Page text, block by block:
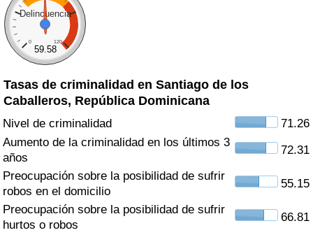
Delincuencia
0 120
59.58
Tasas de criminalidad en Santiago de los
Caballeros, República Dominicana
Nivel de criminalidad
71.26
Aumento de la criminalidad en los últimos 3
años
72.31
Preocupación sobre la posibilidad de sufrir
robos en el domicilio
55.15
Preocupación sobre la posibilidad de sufrir
hurtos o robos
66.81
Índice de costo de vida por país
en aqaba
Índice de Precios de Inmuebles por País
Índice de calidad de vida por país
Delincuencia
Calificación del Índice de Criminalidad
(Actual)
Índice de Criminalidad
Índice de criminalidad por país
Sanidad